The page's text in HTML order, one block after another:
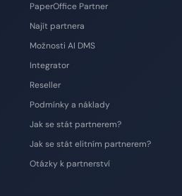
PaperOffice Partner
Najít partnera
Možnosti AI DMS
Integrator
Reseller
Podmínky a náklady
Jak se stát partnerem?
Jak se stát elitním partnerem?
Otázky k partnerství